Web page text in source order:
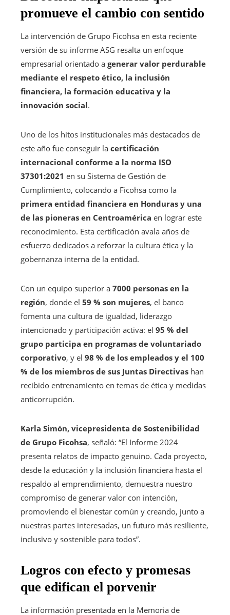
promueve el cambio con sentido
La intervención de Grupo Ficohsa en esta reciente
versión de su informe ASG resalta un enfoque
empresarial orientado a generar valor perdurable
mediante el respeto ético, la inclusión
financiera, la formación educativa y la
innovación social.
Uno de los hitos institucionales más destacados de
este año fue conseguir la certificación
internacional conforme a la norma ISO
37301:2021 en su Sistema de Gestión de
Cumplimiento, colocando a Ficohsa como la
primera entidad financiera en Honduras y una
de las pioneras en Centroamérica en lograr este
reconocimiento. Esta certificación avala años de
esfuerzo dedicados a reforzar la cultura ética y la
gobernanza interna de la entidad.
Con un equipo superior a 7000 personas en la
región, donde el 59 % son mujeres, el banco
fomenta una cultura de igualdad, liderazgo
intencionado y participación activa: el 95 % del
grupo participa en programas de voluntariado
corporativo, y el 98 % de los empleados y el 100
% de los miembros de sus Juntas Directivas han
recibido entrenamiento en temas de ética y medidas
anticorrupción.
Karla Simón, vicepresidenta de Sostenibilidad
de Grupo Ficohsa, señaló: “El Informe 2024
presenta relatos de impacto genuino. Cada proyecto,
desde la educación y la inclusión financiera hasta el
respaldo al emprendimiento, demuestra nuestro
compromiso de generar valor con intención,
promoviendo el bienestar común y creando, junto a
nuestras partes interesadas, un futuro más resiliente,
inclusivo y sostenible para todos”.
Logros con efecto y promesas
que edifican el porvenir
La información presentada en la Memoria de